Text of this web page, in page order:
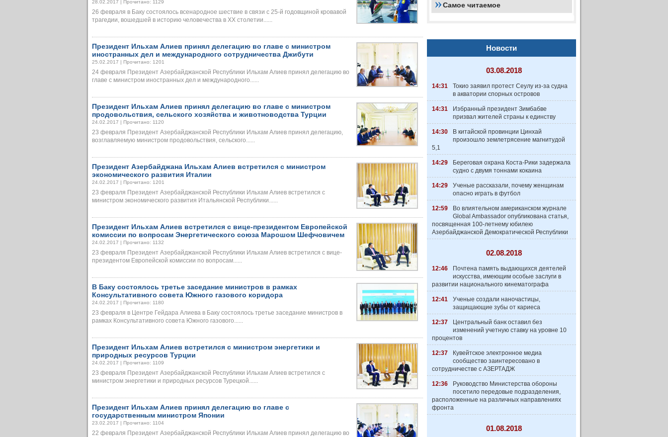
28.02.2017 | Прочитано: 1129
26 февраля в Баку состоялось всенародное шествие в связи с 25-й годовщиной кровавой
трагедии, вошедшей в историю человечества в ХХ столетии......
Президент Ильхам Алиев принял делегацию во главе с министром
иностранных дел и международного сотрудничества Джибути
25.02.2017 | Прочитано: 1201
24 февраля Президент Азербайджанской Республики Ильхам Алиев принял делегацию во
главе с министром иностранных дел и международного......
Президент Ильхам Алиев принял делегацию во главе с министром
продовольствия, сельского хозяйства и животноводства Турции
24.02.2017 | Прочитано: 1120
23 февраля Президент Азербайджанской Республики Ильхам Алиев принял делегацию,
возглавляемую министром продовольствия, сельского......
Президент Азербайджана Ильхам Алиев встретился с министром
экономического развития Италии
24.02.2017 | Прочитано: 1201
23 февраля Президент Азербайджанской Республики Ильхам Алиев встретился с
министром экономического развития Итальянской Республики......
Президент Ильхам Алиев встретился с вице-президентом Европейской
комиссии по вопросам Энергетического союза Марошом Шефчовичем
24.02.2017 | Прочитано: 1132
23 февраля Президент Азербайджанской Республики Ильхам Алиев встретился с вице-
президентом Европейской комиссии по вопросам......
В Баку состоялось третье заседание министров в рамках
Консультативного совета Южного газового коридора
24.02.2017 | Прочитано: 1180
23 февраля в Центре Гейдара Алиева в Баку состоялось третье заседание министров в
рамках Консультативного совета Южного газового......
Президент Ильхам Алиев встретился с министром энергетики и
природных ресурсов Турции
24.02.2017 | Прочитано: 1109
23 февраля Президент Азербайджанской Республики Ильхам Алиев встретился с
министром энергетики и природных ресурсов Турецкой......
Президент Ильхам Алиев принял делегацию во главе с
государственным министром Японии
23.02.2017 | Прочитано: 1104
22 февраля Президент Азербайджанской Республики Ильхам Алиев принял делегацию во
Самое читаемое
Новости
03.08.2018
14:31
Токио заявил протест Сеулу из-за судна
в акватории спорных островов
14:31
Избранный президент Зимбабве
призвал жителей страны к единству
14:30
В китайской провинции Цинхай
произошло землетрясение магнитудой
5,1
14:29
Береговая охрана Коста-Рики задержала
судно с двумя тоннами кокаина
14:29
Ученые рассказали, почему женщинам
опасно играть в футбол
12:59
Во влиятельном американском журнале
Global Ambassador опубликована статья,
посвященная 100-летнему юбилею
Азербайджанской Демократической Республики
02.08.2018
12:46
Почтена память выдающихся деятелей
искусства, имеющим особые заслуги в
развитии национального кинематографа
12:41
Ученые создали наночастицы,
защищающие зубы от кариеса
12:37
Центральный банк оставил без
изменений учетную ставку на уровне 10
процентов
12:37
Кувейтское электронное медиа
сообщество заинтеpесовано в
сотрудничестве с АЗЕРТАДЖ
12:36
Руководство Министерства обороны
посетило передовые подразделения,
расположенные на различных направлениях
фронта
01.08.2018